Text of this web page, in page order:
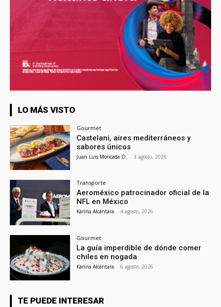
LO MÁS VISTO
Gourmet
Castelani, aires mediterráneos y
sabores únicos
Juan Luis Moncada O. - 3 agosto, 2026
Transporte
Aeroméxico patrocinador oficial de la
NFL en México
Karina Alcántara - 4 agosto, 2026
Gourmet
La guía imperdible de dónde comer
chiles en nogada
Karina Alcántara - 6 agosto, 2026
TE PUEDE INTERESAR